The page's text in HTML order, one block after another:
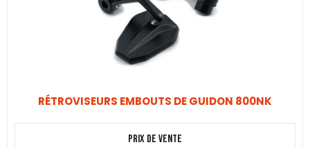
RÉTROVISEURS EMBOUTS DE GUIDON 800NK
Prix de vente